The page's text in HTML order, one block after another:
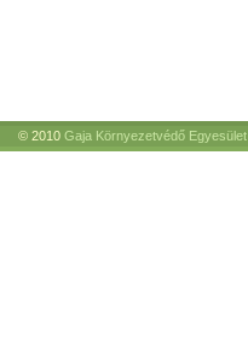
© 2010 Gaja Környezetvédő Egyesület